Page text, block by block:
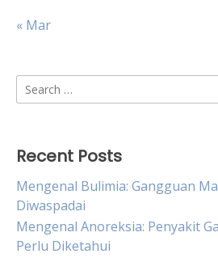
« Mar
Search
for:
Recent Posts
Mengenal Bulimia: Gangguan
Diwaspadai
Mengenal Anoreksia: Penyakit
Perlu Diketahui